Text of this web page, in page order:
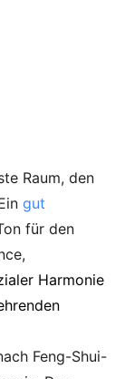
Raum, den
gut
für den
Harmonie
Feng-Shui-